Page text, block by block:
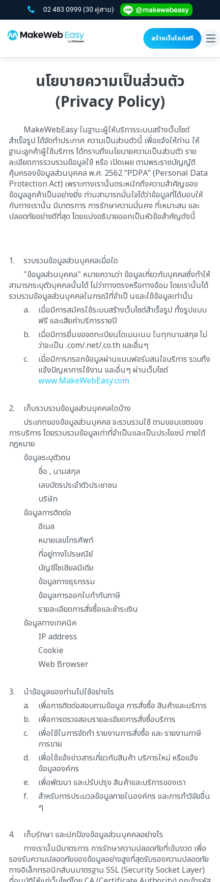
02 483 0999 (30 คู่สาย)
สร้างเว็บไซต์ฟรี
นโยบายความเป็นส่วนตัว
(Privacy Policy)
MakeWebEasy ในฐานะผู้ให้บริการระบบสร้างเว็บไซต์
สำเร็จรูป ได้จัดทำประกาศ ความเป็นส่วนตัวนี้ เพื่อแจ้งให้ท่าน ให้
ฐานะลูกค้าผู้ใช้บริการ ได้ทราบถึงนโยบายความเป็นส่วนตัว ราย
ละเอียดการรวบรวมข้อมูลใช้ หรือ เปิดเผย ตามพระราชบัญญัติ
คุ้มครองข้อมูลส่วนบุคคล พ.ศ. 2562 “PDPA” (Personal Data
Protection Act) เพราะทางเรานั้นตระหนักถึงความสำคัญของ
ข้อมูลลูกค้าเป็นอย่างยิ่ง ท่านสามารถมั่นใจได้ว่าข้อมูลที่ได้มอบให้
กับทางเรานั้น มีมาตรการ การรักษาความมั่นคง ที่เหมาะสม และ
ปลอดภัยอย่างดีที่สุด โดยแบ่งอธิบายออกเป็นหัวข้อสำคัญดังนี้
1.
รวบรวมข้อมูลส่วนบุคคลเมื่อใด
"ข้อมูลส่วนบุคคล" หมายความว่า ข้อมูลเกี่ยวกับบุคคลซึ่งทำให้
สามารถระบุตัวบุคคลนั้นได้ ไม่ว่าทางตรงหรือทางอ้อม โดยเรานั้นได้
รวบรวมข้อมูลส่วนบุคคลในกรณีที่จำเป็ นและใช้ข้อมูลเท่านั้น
a.
เมื่อมีการสมัครใช้ระบบสร้างเว็บไซต์สำเร็จรูป ทั้งรูปแบบ
ฟรี และเสียค่าบริการรายปี
b.
เมื่อมีการยื่นขอจดทะเบียนโดเมนเนม ในทุกนามสกุล ไม่
ว่าจะเป็น .com/.net/.co.th และอื่นๆ
c.
เมื่อมีการกรอกข้อมูลผ่านแบบฟอร์มสนใจบริการ รวมถึง
แจ้งปัญหาการใช้งาน และอื่นๆ ผ่านเว็บไซต์
www.MakeWebEasy.com
2.
เก็บรวบรวมข้อมูลส่วนบุคคลใดบ้าง
ประเภทของข้อมูลส่วนบุคคล จะรวบรวมใช้ ตามขอบเขตของ
การบริการ โดยรวบรวมข้อมูลเท่าที่จำเป็นและเป็นประโยชน์ ภายใต้
กฎหมาย
ข้อมูลระบุตัวตน
ชื่อ , นามสกุล
เลขบัตรประจำตัวประชาชน
บริษัท
ข้อมูลการติดต่อ
อีเมล
หมายเลขโทรศัพท์
ที่อยู่ทางไปรษณีย์
บัญชีโซเชียลมีเดีย
ข้อมูลทางธุรกรรม
ข้อมูลการออกใบกำกับภาษี
รายละเอียดการสั่งซื้อและชำระเงิน
ข้อมูลทางเทคนิค
IP address
Cookie
Web Browser
3.
นำข้อมูลของท่านไปใช้อย่างไร
a.
เพื่อการติดต่อสอบถามข้อมูล การสั่งซื้อ สินค้าและบริการ
b.
เพื่อการตรวจสอบรายละเอียดการสั่งซื้อบริการ
c.
เพื่อใช้ในการจัดทำ รายงานการสั่งซื้อ และ รายงานภาษี
การขาย
d.
เพื่อใช้แจ้งข่าวสารเกี่ยวกับสินค้า บริการใหม่ หรือแจ้ง
ข้อมูลองค์กร
e.
เพื่อพัฒนา และปรับปรุง สินค้าและบริการของเรา
f.
สำหรับการประมวลข้อมูลภายในองค์กร และการทำวิจัยอื่น
ๆ
4.
เก็บรักษา และปกป้องข้อมูลส่วนบุคคลอย่างไร
ทางเรานั้นมีมาตรการ การรักษาความปลอดภัยที่เข้มงวด เพื่อ
รองรับความปลอดภัยของข้อมูลอย่างสูงที่สุดรับรองความปลอดภัย
ทางอิเล็กทรอนิกส์บนมาตรฐาน SSL (Security Socket Layer)